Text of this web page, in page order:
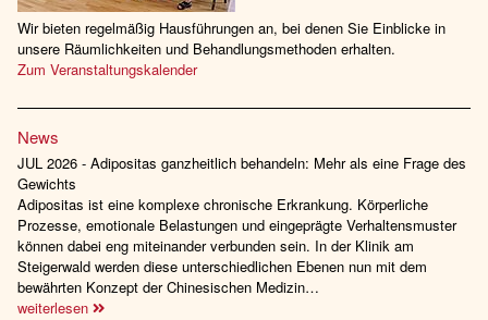
Wir bieten regelmäßig Hausführungen an, bei denen Sie Einblicke in
unsere Räumlichkeiten und Behandlungsmethoden erhalten.
Zum Veranstaltungskalender
News
JUL 2026 - Adipositas ganzheitlich behandeln: Mehr als eine Frage des
Gewichts
Adipositas ist eine komplexe chronische Erkrankung. Körperliche
Prozesse, emotionale Belastungen und eingeprägte Verhaltensmuster
können dabei eng miteinander verbunden sein. In der Klinik am
Steigerwald werden diese unterschiedlichen Ebenen nun mit dem
bewährten Konzept der Chinesischen Medizin…
weiterlesen